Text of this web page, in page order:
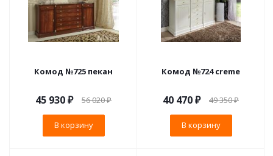
Комод №725 пекан
45 930₽ 56 020₽
В корзину
Комод №724 creme
40 470₽ 49 350₽
В корзину